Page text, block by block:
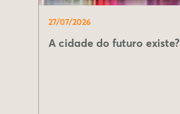
27/07/2026
A cidade do futuro existe?